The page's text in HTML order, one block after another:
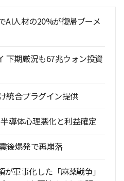
AI人材の20%が復帰ブーメ
下期厳況も67兆ウォン投資
統合プラグイン提供
導体心理悪化と利益確定
後爆発で再崩落
軍事化した「麻薬戦争」